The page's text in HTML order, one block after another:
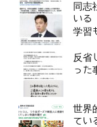
同志
いる
学習
反省
った
世界
てい